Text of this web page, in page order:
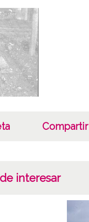
Compartir
interesar